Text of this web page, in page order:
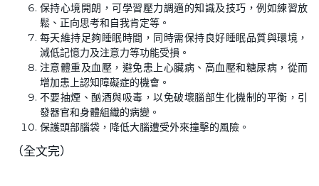
保持心境開朗，可學習壓力調適的知識及技巧，例如練習放
鬆、正向思考和自我肯定等。
每天維持足夠睡眠時間，同時需保持良好睡眠品質與環境，
減低記憶力及注意力等功能受損。
注意體重及血壓，避免患上心臟病、高血壓和糖尿病，從而
增加患上認知障礙症的機會。
不要抽煙、酗酒與吸毒，以免破壞腦部生化機制的平衡，引
發器官和身體組織的病變。
保護頭部腦袋，降低大腦遭受外來撞擊的風險。
（全文完）